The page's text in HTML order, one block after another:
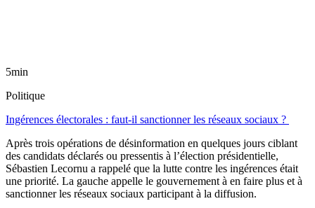
5min
Politique
Ingérences électorales : faut-il sanctionner les réseaux sociaux ?
Après trois opérations de désinformation en quelques jours ciblant
des candidats déclarés ou pressentis à l’élection présidentielle,
Sébastien Lecornu a rappelé que la lutte contre les ingérences était
une priorité. La gauche appelle le gouvernement à en faire plus et à
sanctionner les réseaux sociaux participant à la diffusion.